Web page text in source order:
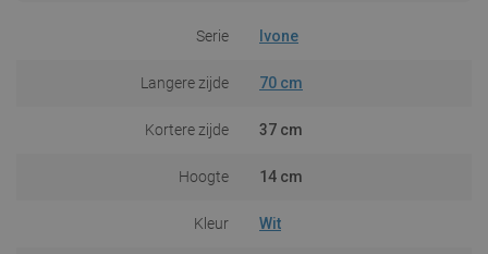
Serie Ivone
Langere zijde 70 cm
Kortere zijde 37 cm
Hoogte 14 cm
Kleur Wit